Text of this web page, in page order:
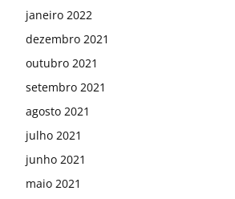
janeiro 2022
dezembro 2021
outubro 2021
setembro 2021
agosto 2021
julho 2021
junho 2021
maio 2021